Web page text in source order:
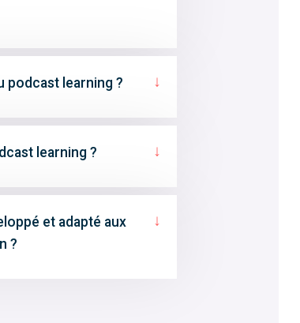
podcast learning ? ↓
learning ? ↓
et adapté aux
?
↓